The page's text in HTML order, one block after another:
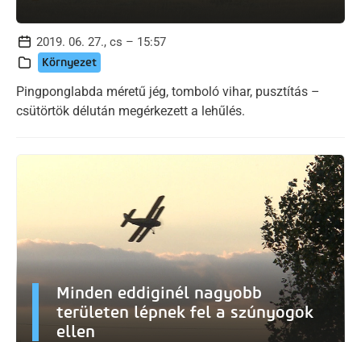
2019. 06. 27., cs – 15:57
Környezet
Pingponglabda méretű jég, tomboló vihar, pusztítás –
csütörtök délután megérkezett a lehűlés.
Minden eddiginél nagyobb
területen lépnek fel a szúnyogok
ellen